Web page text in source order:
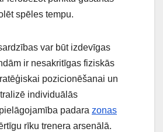
spēles tempu.
var būt izdevīgas
ir nesakritīgas fiziskās
pozicionēšanai un
individuālās
padara zonas
rīku trenera arsenālā.